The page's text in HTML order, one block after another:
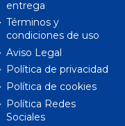
entrega
Términos y
condiciones de uso
Aviso Legal
Política de privacidad
Política de cookies
Política Redes
Sociales